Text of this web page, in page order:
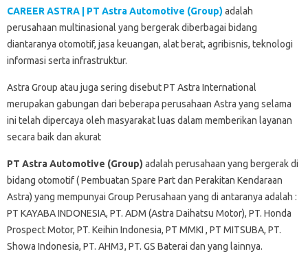
CAREER ASTRA | PT Astra Automotive (Group)adalah
perusahaan multinasional yang bergerak diberbagai bidang
diantaranya otomotif, jasa keuangan, alat berat, agribisnis, teknologi
informasi serta infrastruktur.
Astra Group atau juga sering disebut PT Astra International
merupakan gabungan dari beberapa perusahaan Astra yang selama
ini telah dipercaya oleh masyarakat luas dalam memberikan layanan
secara baik dan akurat
PT Astra Automotive (Group) adalah perusahaan yang bergerak di
bidang otomotif ( Pembuatan Spare Part dan Perakitan Kendaraan
Astra) yang mempunyai Group Perusahaan yang di antaranya adalah :
PT KAYABA INDONESIA, PT. ADM (Astra Daihatsu Motor), PT. Honda
Prospect Motor, PT. Keihin Indonesia, PT MMKI , PT MITSUBA, PT.
Showa Indonesia, PT. AHM3, PT. GS Baterai dan yang lainnya.